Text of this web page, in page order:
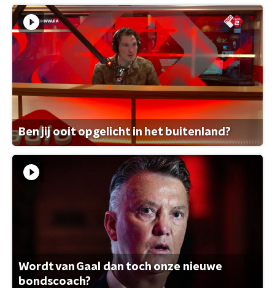
Ben jij ooit opgelicht in het buitenland?
Wordt van Gaal dan toch onze nieuwe
bondscoach?